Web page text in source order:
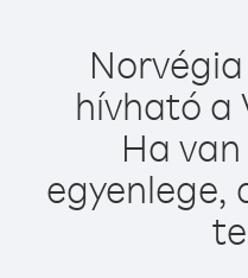
hívható a
Ha
egyenlege,